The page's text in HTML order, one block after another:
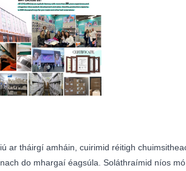
ar tháirgí amháin, cuirimid réitigh
do mhargaí éagsúla. Soláthraímid níos